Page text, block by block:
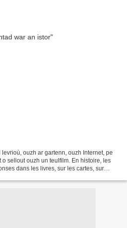
ouzh ar gartenn, ouzh Internet, pe
sellout ouzh un teulfilm. En histoire, les
dans les livres, sur les cartes, sur